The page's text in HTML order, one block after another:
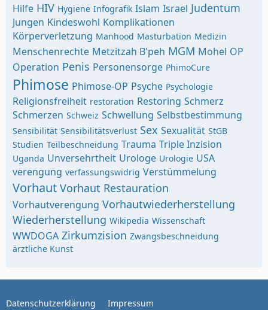
Hilfe HIV Hygiene Infografik Islam Israel Judentum
Jungen Kindeswohl Komplikationen
Körperverletzung Manhood Masturbation Medizin
Menschenrechte Metzitzah B'peh MGM Mohel OP
Operation Penis Personensorge PhimoCure
Phimose Phimose-OP Psyche Psychologie
Religionsfreiheit restoration Restoring Schmerz
Schmerzen Schweiz Schwellung Selbstbestimmung
Sensibilität Sensibilitätsverlust Sex Sexualität StGB
Studien Teilbeschneidung Trauma Triple Inzision
Uganda Unversehrtheit Urologe Urologie USA
verengung verfassungswidrig Verstümmelung
Vorhaut Vorhaut Restauration
Vorhautverengung Vorhautwiederherstellung
Wiederherstellung Wikipedia Wissenschaft
WWDOGA Zirkumzision Zwangsbeschneidung
ärztliche Kunst
Datenschutzerklärung Impressum